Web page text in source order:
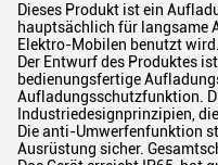
Dieses Produkt ist ein
hauptsächlich für langsame
Elektro-Mobilen benutzt wird.
Der Entwurf des Produktes
bedienungsfertige
Aufladungsschutzfunktion.
Industriedesignprinzipien,
Die anti-Umwerfenfunktion
Ausrüstung sicher.